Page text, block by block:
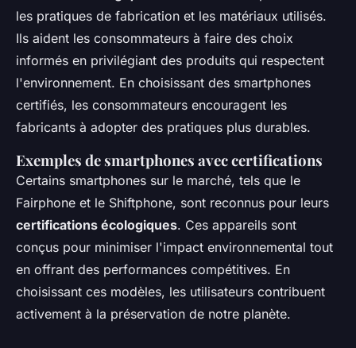
les pratiques de fabrication et les matériaux utilisés.
Ils aident les consommateurs à faire des choix
informés en privilégiant des produits qui respectent
l'environnement. En choisissant des smartphones
certifiés, les consommateurs encouragent les
fabricants à adopter des pratiques plus durables.
Exemples de smartphones avec certifications
Certains smartphones sur le marché, tels que le
Fairphone et le Shiftphone, sont reconnus pour leurs
certifications écologiques. Ces appareils sont
conçus pour minimiser l'impact environnemental tout
en offrant des performances compétitives. En
choisissant ces modèles, les utilisateurs contribuent
activement à la préservation de notre planète.